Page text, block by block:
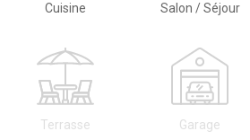
Cuisine Salon / Séjour
Terrasse Garage